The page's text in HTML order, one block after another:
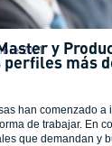
2021 y
perfiles más
han comenzado a
de trabajar. En
que demandan y